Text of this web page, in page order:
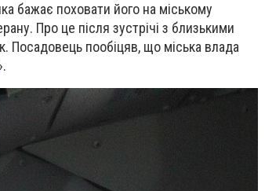
бажає поховати його на міському
Про це після зустрічі з близькими
Посадовець пообіцяв, що міська влада